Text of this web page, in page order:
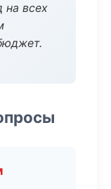
на всех